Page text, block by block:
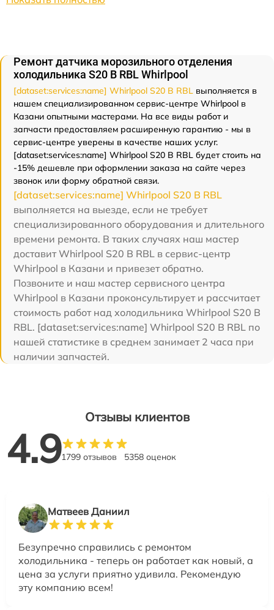
Ремонт датчика морозильного отделения
холодильника S20 B RBL Whirlpool
[dataset:services:name] Whirlpool S20 B RBL выполняется в
нашем специализированном сервис-центре Whirlpool в
Казани опытными мастерами. На все виды работ и
запчасти предоставляем расширенную гарантию - мы в
сервис-центре уверены в качестве наших услуг.
[dataset:services:name] Whirlpool S20 B RBL будет стоить на
-15% дешевле при оформлении заказа на сайте через
звонок или форму обратной связи.
[dataset:services:name] Whirlpool S20 B RBL
выполняется на выезде, если не требует
специализированного оборудования и длительного
времени ремонта. В таких случаях наш мастер
доставит Whirlpool S20 B RBL в сервис-центр
Whirlpool в Казани и привезет обратно.
Позвоните и наш мастер сервисного центра
Whirlpool в Казани проконсультирует и рассчитает
стоимость работ над холодильника Whirlpool S20 B
RBL. [dataset:services:name] Whirlpool S20 B RBL по
нашей статистике в среднем занимает 2 часа при
наличии запчастей.
Отзывы клиентов
4.91799 отзывов 5358 оценок
Матвеев Даниил
Безупречно справились с ремонтом
холодильника - теперь он работает как новый, а
цена за услуги приятно удивила. Рекомендую
эту компанию всем!